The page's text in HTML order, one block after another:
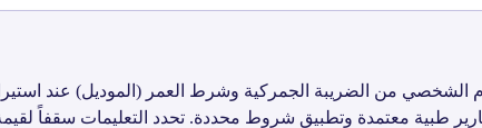
طبياً للاستخدام الشخصي من الضريبة الجمركية وشرط العمر (الموديل) عند
طبية معتمدة وتطبيق شروط محددة. تحدد التعليمات سقفاً